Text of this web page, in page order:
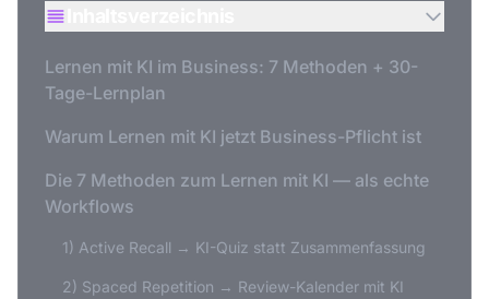
Lernen mit KI im Business: 7 Methoden + 30-
Tage-Lernplan
Warum Lernen mit KI jetzt Business-Pflicht ist
Die 7 Methoden zum Lernen mit KI — als echte
Workflows
1) Active Recall → KI-Quiz statt Zusammenfassung
2) Spaced Repetition → Review-Kalender mit KI